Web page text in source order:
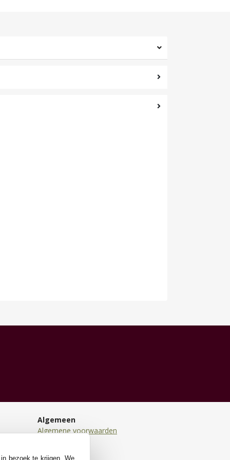
Algemeen
Algemene voorwaarden
bezoek te krijgen. We